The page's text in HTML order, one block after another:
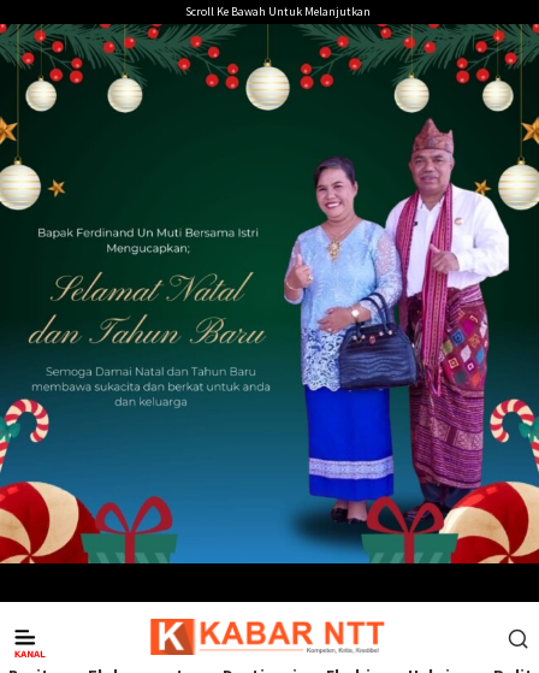
ke
konten
Scroll Ke Bawah Untuk Melanjutkan